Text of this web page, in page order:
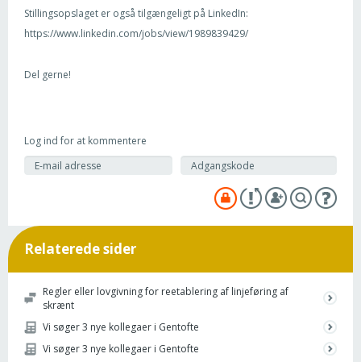
Stillingsopslaget er også tilgængeligt på LinkedIn:
https://www.linkedin.com/jobs/view/1989839429/
Del gerne!
Log ind for at kommentere
Relaterede sider
Regler eller lovgivning for reetablering af linjeføring af
skrænt
Vi søger 3 nye kollegaer i Gentofte
Vi søger 3 nye kollegaer i Gentofte